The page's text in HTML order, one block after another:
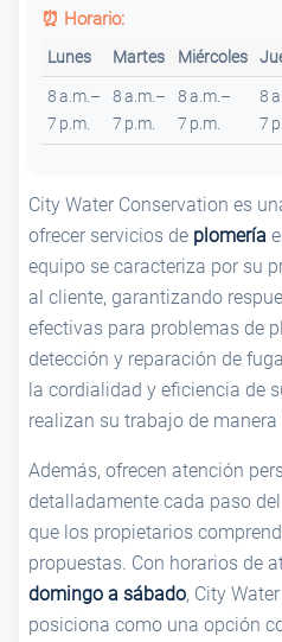
⏰ Horario:
Lunes Martes Miércoles
8 a.m.–
7 p.m.
8 a.m.–
7 p.m.
8 a.m.–
7 p.m.
8
7
City Water Conservation es
ofrecer servicios de plomería
equipo se caracteriza por su
al cliente, garantizando
efectivas para problemas de
detección y reparación de
la cordialidad y eficiencia de
realizan su trabajo de
Además, ofrecen atención
detalladamente cada paso
que los propietarios
propuestas. Con horarios de
domingo a sábado, City
posiciona como una opción